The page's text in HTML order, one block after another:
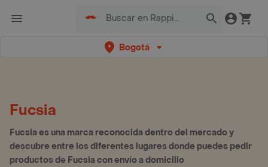
Bogotá
Fucsia
Fucsia es una marca reconocida dentro del mercado y
descubre entre los diferentes lugares donde puedes pedir
productos de Fucsia con envío a domicilio